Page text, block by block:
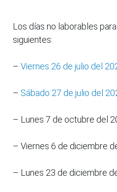
Los días no laborables
siguientes:
– Viernes 26 de julio del
– Sábado 27 de julio del
– Lunes 7 de octubre del
– Viernes 6 de diciembre
– Lunes 23 de diciembre